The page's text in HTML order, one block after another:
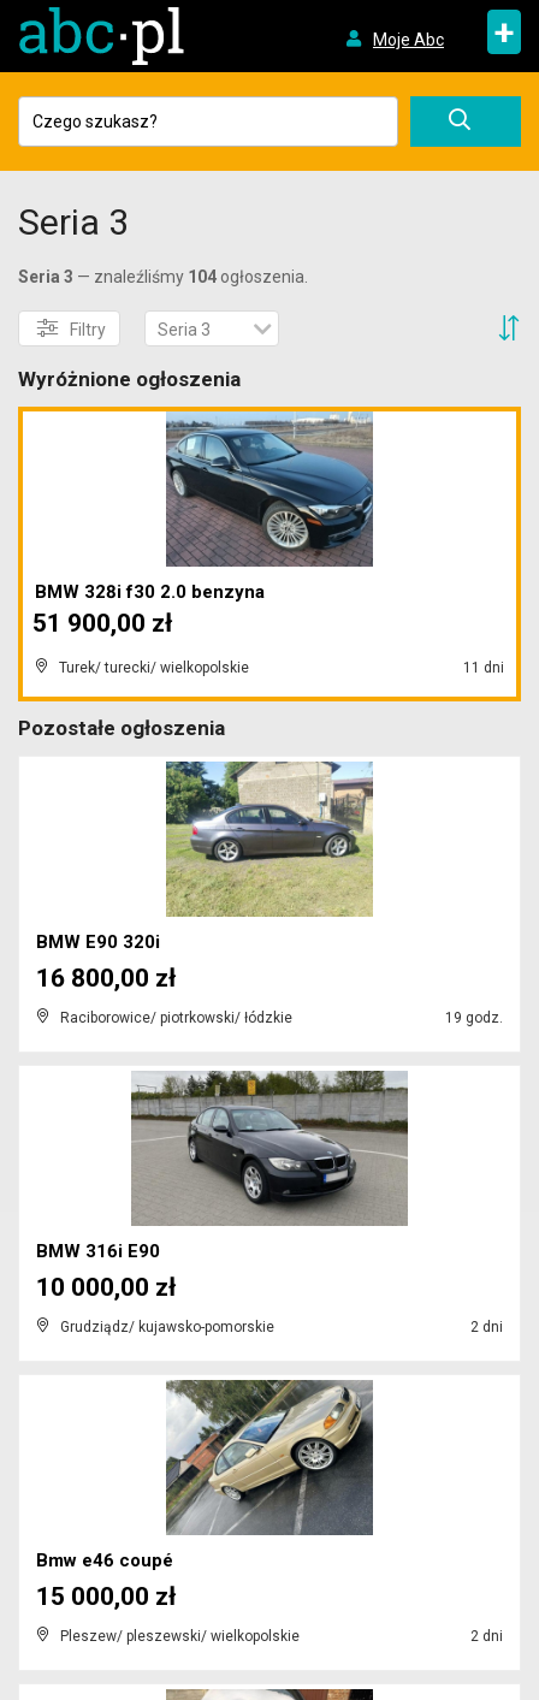
Moje Abc +
Seria 3
Seria 3 — znaleźliśmy 104 ogłoszenia.
Filtry Seria 3
Wyróżnione ogłoszenia
BMW 328i f30 2.0 benzyna
Turek/ turecki/ wielkopolskie 11 dni
51 900,00 zł
Pozostałe ogłoszenia
BMW E90 320i
Raciborowice/ piotrkowski/ łódzkie 19 godz.
16 800,00 zł
BMW 316i E90
Grudziądz/ kujawsko-pomorskie 2 dni
10 000,00 zł
Bmw e46 coupé
Pleszew/ pleszewski/ wielkopolskie 2 dni
15 000,00 zł